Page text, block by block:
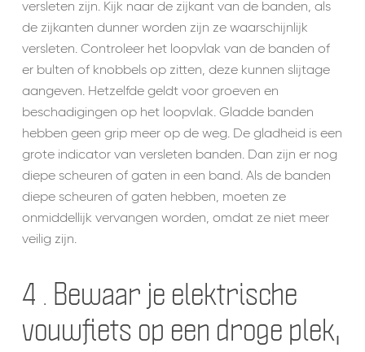
versleten zijn. Kijk naar de zijkant van de banden, als
de zijkanten dunner worden zijn ze waarschijnlijk
versleten. Controleer het loopvlak van de banden of
er bulten of knobbels op zitten, deze kunnen slijtage
aangeven. Hetzelfde geldt voor groeven en
beschadigingen op het loopvlak. Gladde banden
hebben geen grip meer op de weg. De gladheid is een
grote indicator van versleten banden. Dan zijn er nog
diepe scheuren of gaten in een band. Als de banden
diepe scheuren of gaten hebben, moeten ze
onmiddellijk vervangen worden, omdat ze niet meer
veilig zijn.
4 . Bewaar je elektrische
vouwfiets op een droge plek,